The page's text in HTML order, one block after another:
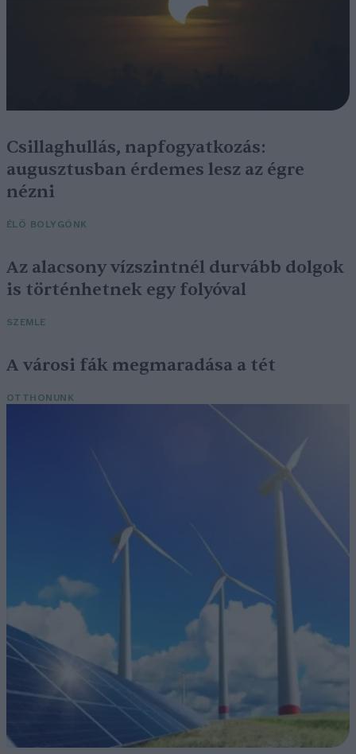
Csillaghullás, napfogyatkozás:
augusztusban érdemes lesz az égre
nézni
ÉLŐ BOLYGÓNK
Az alacsony vízszintnél durvább dolgok
is történhetnek egy folyóval
SZEMLE
A városi fák megmaradása a tét
OTTHONUNK